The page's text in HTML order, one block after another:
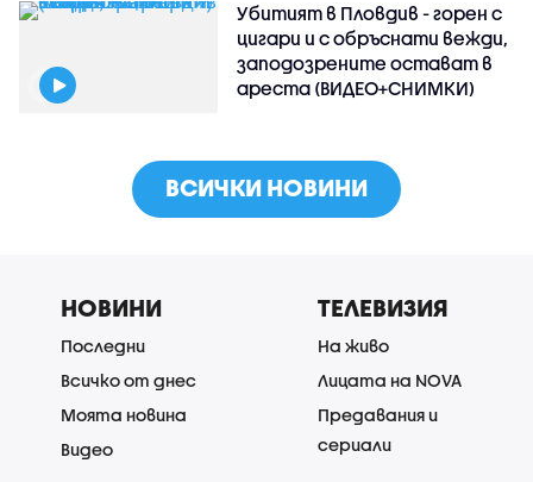
Убитият в Пловдив - горен с
цигари и с обръснати вежди,
заподозрените остават в
ареста (ВИДЕО+СНИМКИ)
ВСИЧКИ НОВИНИ
НОВИНИ
Последни
Всичко от днес
Моята новина
Видео
ТЕЛЕВИЗИЯ
На живо
Лицата на NOVA
Предавания и
сериали